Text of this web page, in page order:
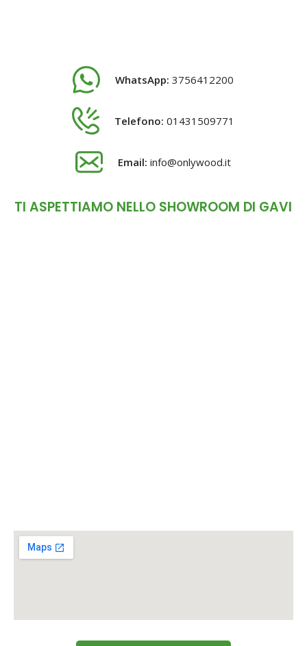
WhatsApp: 3756412200
Telefono: 01431509771
Email: info@onlywood.it
TI ASPETTIAMO NELLO SHOWROOM DI GAVI